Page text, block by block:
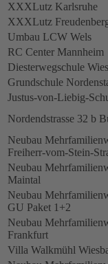
XXXLutz Karlsruhe
XXXLutz
Umbau LCW Wels
RC Center Mannheim
Diesterwegschule
Grundschule
Justus-von-Liebig-
Nordendstrasse 32 b
Neubau
Freiherr-vom-Stein-
Neubau
Maintal
Neubau
GU Paket 1+2
Neubau
Frankfurt
Villa Walkmühl